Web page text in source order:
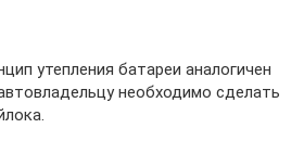
утепления батареи аналогичен
необходимо сделать